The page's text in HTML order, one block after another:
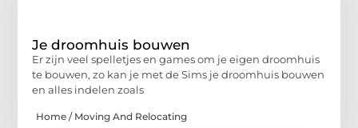
Je droomhuis bouwen
Er zijn veel spelletjes en games om je eigen droomhuis
te bouwen, zo kan je met de Sims je droomhuis bouwen
en alles indelen zoals
Home / Moving And Relocating